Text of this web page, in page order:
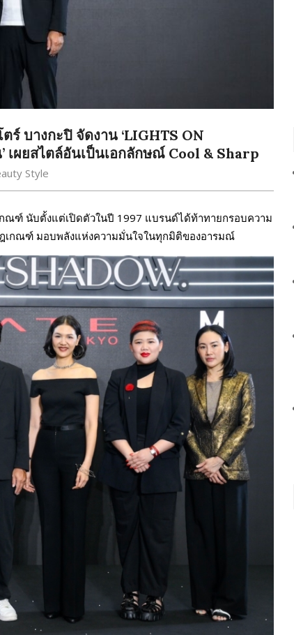
ร์ บางกะปิ จัดงาน ‘LIGHTS ON
เผยสไตล์อันเป็นเอกลักษณ์ Cool & Sharp
Style
ณฑ์ นับตั้งแต่เปิดตัวในปี 1997 แบรนด์ได้ท้าทายกรอบความ
เกณฑ์ มอบพลังแห่งความมั่นใจในทุกมิติของอารมณ์